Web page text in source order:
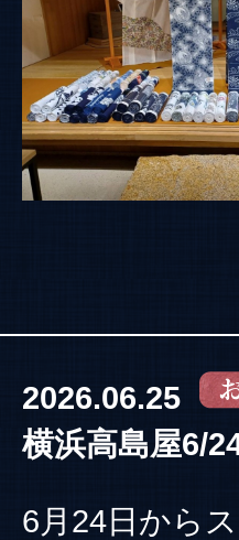
2026.06.25
横浜高島屋6/
6月24日から